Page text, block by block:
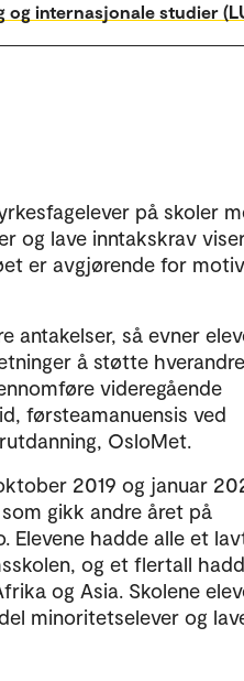
internasjonale studier
på skoler
og lave inntakskrav
er avgjørende for
antakelser, så evner
å støtte
videregående
førsteamanuensis ved
OsloMet.
2019 og januar
gikk andre året på
Elevene hadde alle et
og et flertall
og Asia. Skolene
minoritetselever og